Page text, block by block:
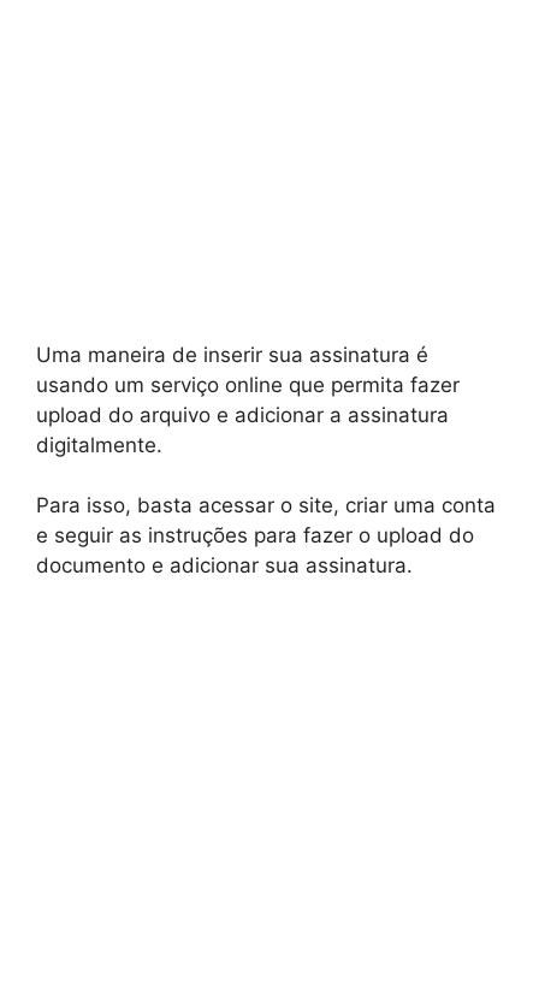
Uma maneira de inserir sua assinatura é
usando um serviço online que permita fazer
upload do arquivo e adicionar a assinatura
digitalmente.
Para isso, basta acessar o site, criar uma conta
e seguir as instruções para fazer o upload do
documento e adicionar sua assinatura.